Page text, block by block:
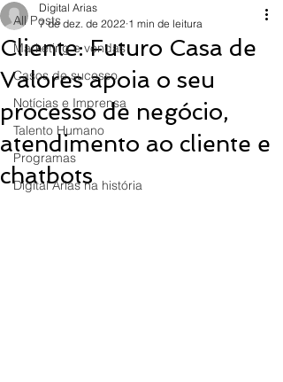
All Posts
Marketing e vendas
Casos de sucesso
Notícias e Imprensa
Talento Humano
Programas
Digital Arias na história
Cliente: Futuro Casa de
Valores apoia o seu
processo de negócio,
atendimento ao cliente e
chatbots
Digital Arias
7 de dez. de 2022 1 min de leitura